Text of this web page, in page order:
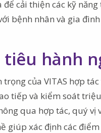
cải thiện các kỹ
bệnh nhân và gia
hành
của VITAS hợp
tiếp và kiểm soát
qua hợp tác, quý vị
giúp xác định các